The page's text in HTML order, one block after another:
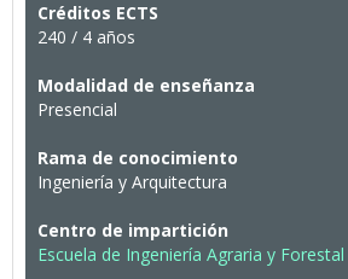
Créditos ECTS
240 / 4 años
Modalidad de enseñanza
Presencial
Rama de conocimiento
Ingeniería y Arquitectura
Centro de impartición
Escuela de Ingeniería Agraria y Forestal